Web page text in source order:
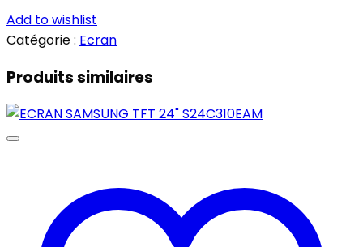
Add to wishlist
Catégorie : Ecran
Produits similaires